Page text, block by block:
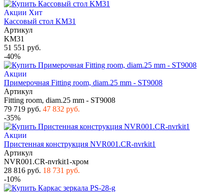
Акции Хит
Кассовый стол KM31
Артикул
KM31
51 551 руб.
-40%
Акции
Примерочная Fitting room, diam.25 mm - ST9008
Артикул
Fitting room, diam.25 mm - ST9008
79 719 руб. 47 832 руб.
-35%
Акции
Пристенная конструкция NVR001.CR-nvrkit1
Артикул
NVR001.CR-nvrkit1-хром
28 816 руб. 18 731 руб.
-10%